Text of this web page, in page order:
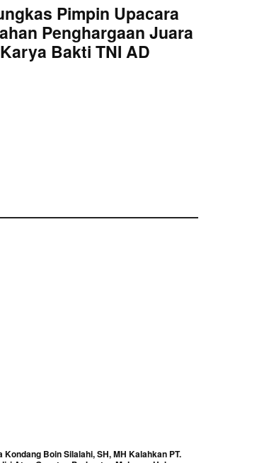
Pimpin Upacara
Penghargaan Juara
Bakti TNI AD
Kondang Boin Silalahi, SH, MH Kalahkan PT.